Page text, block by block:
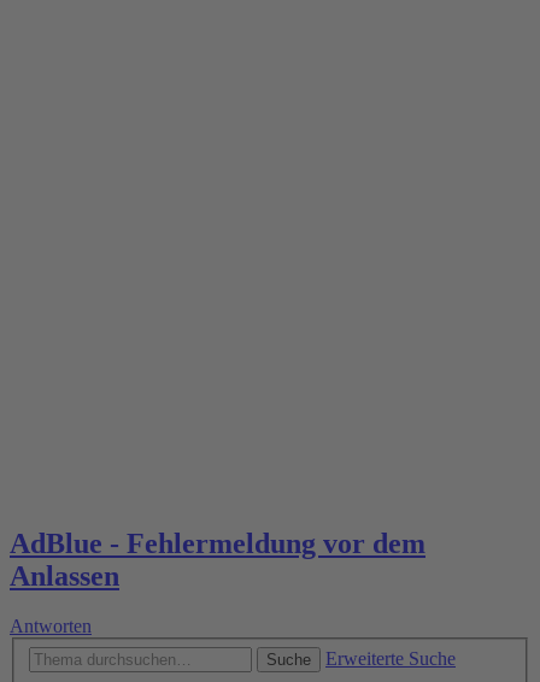
AdBlue - Fehlermeldung vor dem
Anlassen
Antworten
Suche
Erweiterte Suche